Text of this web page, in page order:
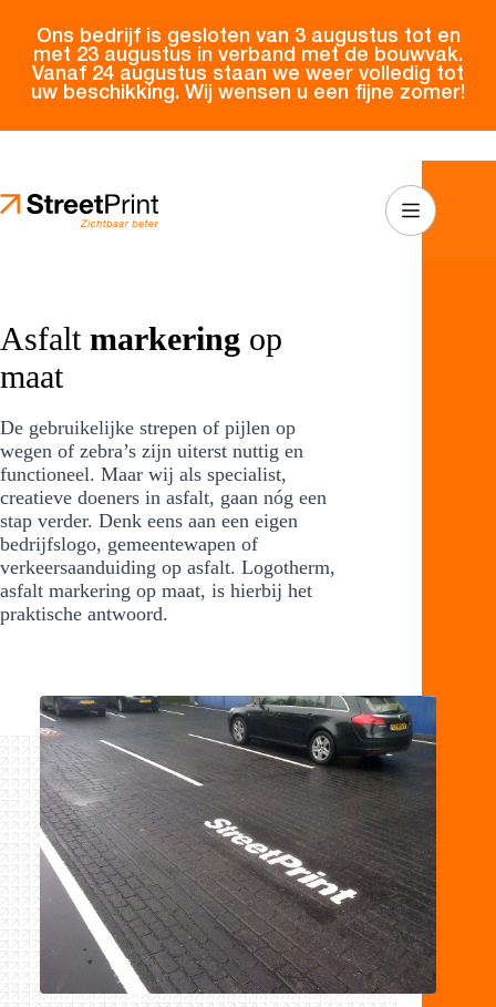
inhoud
Ons bedrijf is gesloten van 3 augustus tot en
met 23 augustus in verband met de bouwvak.
Vanaf 24 augustus staan we weer volledig tot
uw beschikking. Wij wensen u een fijne zomer!
Asfalt markering op
maat
De gebruikelijke strepen of pijlen op
wegen of zebra’s zijn uiterst nuttig en
functioneel. Maar wij als specialist,
creatieve doeners in asfalt, gaan nóg een
stap verder. Denk eens aan een eigen
bedrijfslogo, gemeentewapen of
verkeersaanduiding op asfalt. Logotherm,
asfalt markering op maat, is hierbij het
praktische antwoord.